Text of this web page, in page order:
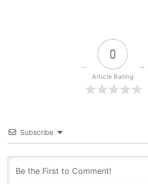
0
Article Rating
Subscribe